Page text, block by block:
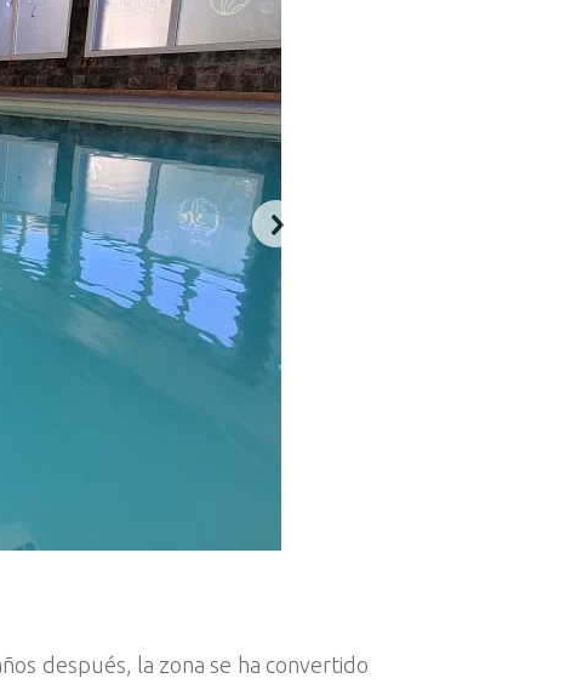
después, la zona se ha convertido